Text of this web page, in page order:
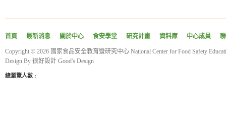
首頁 最新消息 關於中心 食安學堂 研究計畫 資料庫 中心成員
Copyright © 2026 國家食品安全教育暨研究中心 National Center for Food Safety
Design By 很好設計 Good's Design
總瀏覽人數 :